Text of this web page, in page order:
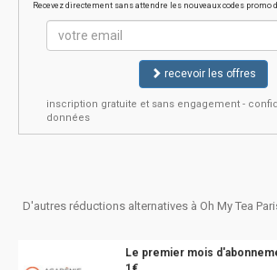
Recevez directement sans attendre les nouveaux codes promo
recevoir les offres
inscription gratuite et sans engagement -
données
D'autres réductions alternatives à Oh My Tea
Le premier mois